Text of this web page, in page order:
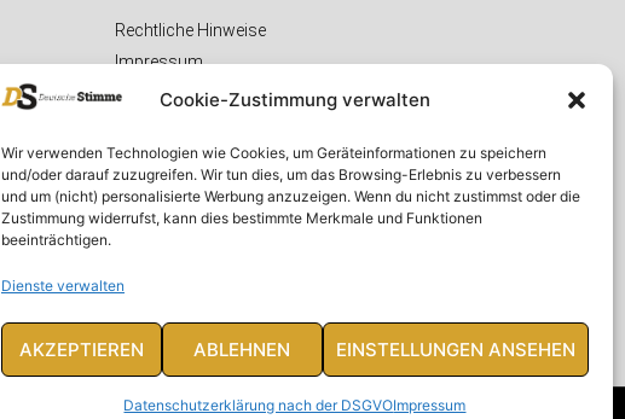
Cookie-Zustimmung verwalten
Wir verwenden Technologien wie Cookies, um Geräteinformationen zu speichern
und/oder darauf zuzugreifen. Wir tun dies, um das Browsing-Erlebnis zu verbessern
und um (nicht) personalisierte Werbung anzuzeigen. Wenn du nicht zustimmst oder die
Zustimmung widerrufst, kann dies bestimmte Merkmale und Funktionen
beeinträchtigen.
Dienste verwalten
AKZEPTIEREN ABLEHNEN EINSTELLUNGEN ANSEHEN
Datenschutzerklärung nach der DSGVOImpressum
Rechtliche Hinweise
Impressum
Datenschutzerklärung